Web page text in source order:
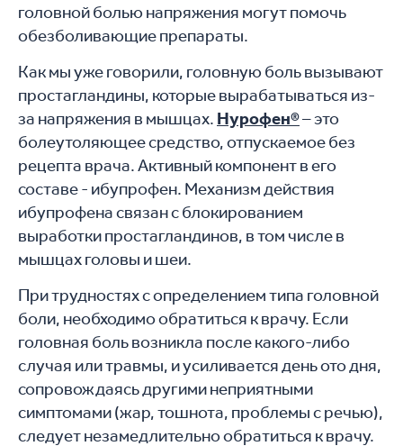
головной болью напряжения могут помочь
обезболивающие препараты.
Как мы уже говорили, головную боль вызывают
простагландины, которые вырабатываться из-
за напряжения в мышцах. Нурофен®– это
болеутоляющее средство, отпускаемое без
рецепта врача. Активный компонент в его
составе - ибупрофен. Механизм действия
ибупрофена связан с блокированием
выработки простагландинов, в том числе в
мышцах головы и шеи.
При трудностях с определением типа головной
боли, необходимо обратиться к врачу. Если
головная боль возникла после какого-либо
случая или травмы, и усиливается день ото дня,
сопровождаясь другими неприятными
симптомами (жар, тошнота, проблемы с речью),
следует незамедлительно обратиться к врачу.